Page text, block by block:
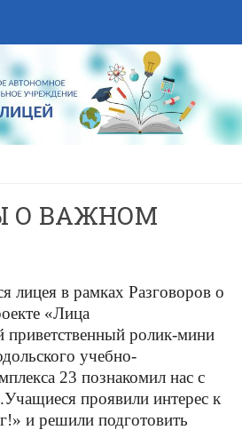
О ВАЖНОМ
лицея в рамках Разговоров о
«Лица
ролик-мини
учебно-
23 познакомил нас с
Учащиеся проявили интерес к
и решили подготовить